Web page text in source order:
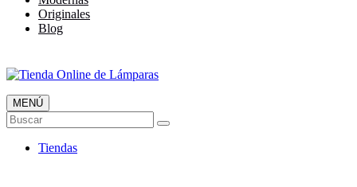
Originales
Blog
Tienda Online de Lámparas
TOP en Ventas
MENÚ
Buscar
Tiendas